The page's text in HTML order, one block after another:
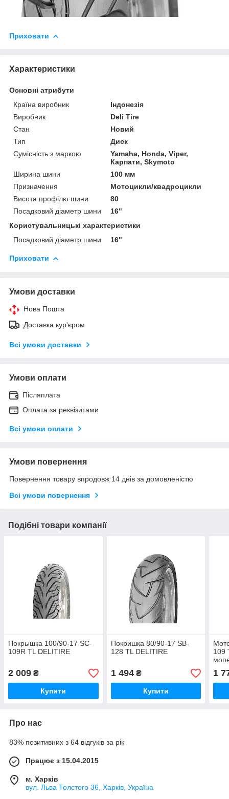
Приховати
Характеристики
Основні атрибути
Країна виробник
Індонезія
Виробник
Deli Tire
Стан
Новий
Тип
Диск
Сумісність з маркою
Yamaha, Honda, Viper,
Карпати, Skymoto
Ширина шини
100 мм
Призначення
Мотоцикли/квадроцикли
Висота профілю шини
80
Посадковий діаметр шини
16"
Користувальницькі характеристики
Посадковий діаметр шини
16"
Приховати
Умови доставки
Нова Пошта
Доставка кур'єром
Всі умови доставки
Умови оплати
Післяплата
Оплата за реквізитами
Всі умови оплати
Умови повернення
Повернення товару впродовж 14 днів за домовленістю
Всі умови повернення
Подібні товари компанії
Покрышка 100/90-17 SC-
109R TL DELITIRE
2 009 ₴
Купити
Покришка 80/90-17 SB-
128 TL DELITIRE
1 494₴
Купити
109
1
Про нас
83% позитивних з 64 відгуків за рік
Працює з 15.04.2015
м. Харків
вул. Льва Толстого 36, Харків, Україна